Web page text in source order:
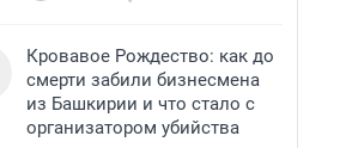
Кровавое Рождество: как до
смерти забили бизнесмена
из Башкирии и что стало с
организатором убийства